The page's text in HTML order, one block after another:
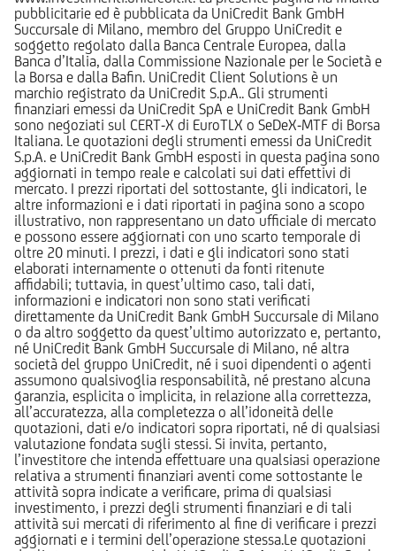
pubblicitarie ed è pubblicata da UniCredit Bank GmbH
Succursale di Milano, membro del Gruppo UniCredit e
soggetto regolato dalla Banca Centrale Europea, dalla
Banca d’Italia, dalla Commissione Nazionale per le Società e
la Borsa e dalla Bafin. UniCredit Client Solutions è un
marchio registrato da UniCredit S.p.A.. Gli strumenti
finanziari emessi da UniCredit SpA e UniCredit Bank GmbH
sono negoziati sul CERT-X di EuroTLX o SeDeX-MTF di Borsa
Italiana. Le quotazioni degli strumenti emessi da UniCredit
S.p.A. e UniCredit Bank GmbH esposti in questa pagina sono
aggiornati in tempo reale e calcolati sui dati effettivi di
mercato. I prezzi riportati del sottostante, gli indicatori, le
altre informazioni e i dati riportati in pagina sono a scopo
illustrativo, non rappresentano un dato ufficiale di mercato
e possono essere aggiornati con uno scarto temporale di
oltre 20 minuti. I prezzi, i dati e gli indicatori sono stati
elaborati internamente o ottenuti da fonti ritenute
affidabili; tuttavia, in quest’ultimo caso, tali dati,
informazioni e indicatori non sono stati verificati
direttamente da UniCredit Bank GmbH Succursale di Milano
o da altro soggetto da quest’ultimo autorizzato e, pertanto,
né UniCredit Bank GmbH Succursale di Milano, né altra
società del gruppo UniCredit, né i suoi dipendenti o agenti
assumono qualsivoglia responsabilità, né prestano alcuna
garanzia, esplicita o implicita, in relazione alla correttezza,
all’accuratezza, alla completezza o all’idoneità delle
quotazioni, dati e/o indicatori sopra riportati, né di qualsiasi
valutazione fondata sugli stessi. Si invita, pertanto,
l’investitore che intenda effettuare una qualsiasi operazione
relativa a strumenti finanziari aventi come sottostante le
attività sopra indicate a verificare, prima di qualsiasi
investimento, i prezzi degli strumenti finanziari e di tali
attività sui mercati di riferimento al fine di verificare i prezzi
aggiornati e i termini dell’operazione stessa.Le quotazioni